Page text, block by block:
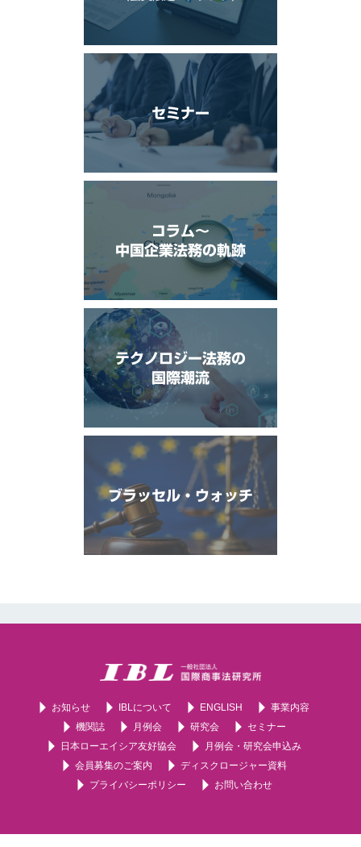
セミナー
コラム〜
中国企業法務の軌跡
テクノロジー法務の
国際潮流
ブラッセル・ウォッチ
お知らせ IBLについて ENGLISH
事業内容
機関誌
月例会 研究会
セミナー
日本ローエイシア友好協会
月例会・研究会申込み
会員募集のご案内
ディスクロージャー資料
プライバシーポリシー
お問い合わせ